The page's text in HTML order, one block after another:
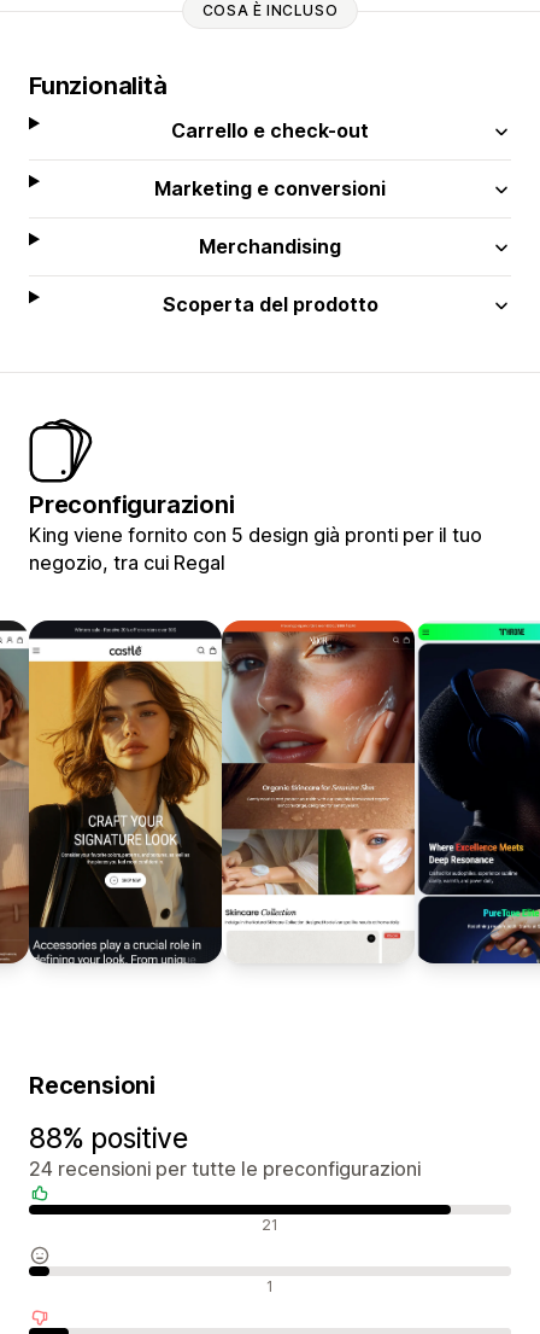
COSA È INCLUSO
Funzionalità
Carrello e check-out
Marketing e conversioni
Merchandising
Scoperta del prodotto
Preconfigurazioni
King viene fornito con 5 design già pronti per il tuo
negozio, tra cui Regal
Recensioni
88% positive
24 recensioni per tutte le preconfigurazioni
21
1